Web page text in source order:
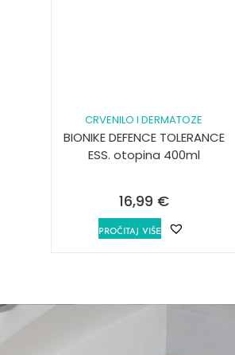
CRVENILO I DERMATOZE
BIONIKE DEFENCE TOLERANCE
ESS. otopina 400ml
16,99 €
PROČITAJ VIŠE